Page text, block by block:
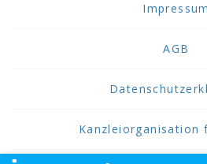
Impressum
AGB
Kanzleiorganisation